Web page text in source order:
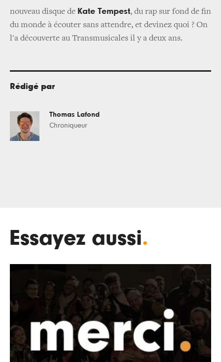
nouveau disque de Kate Tempest, du rap sur fond de fin
du monde à écouter sans attendre, et devinez quoi ? On
l'a découverte au Transmusicales il y a deux ans.
Rédigé par
Thomas Lafond
Chroniqueur
Essayez aussi.